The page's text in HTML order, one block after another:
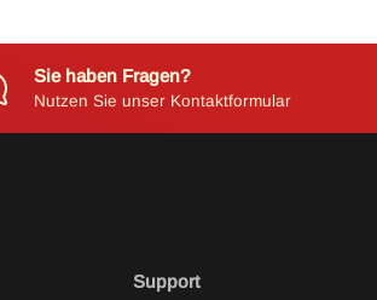
Sie haben Fragen?
Nutzen Sie unser Kontaktformular
Support